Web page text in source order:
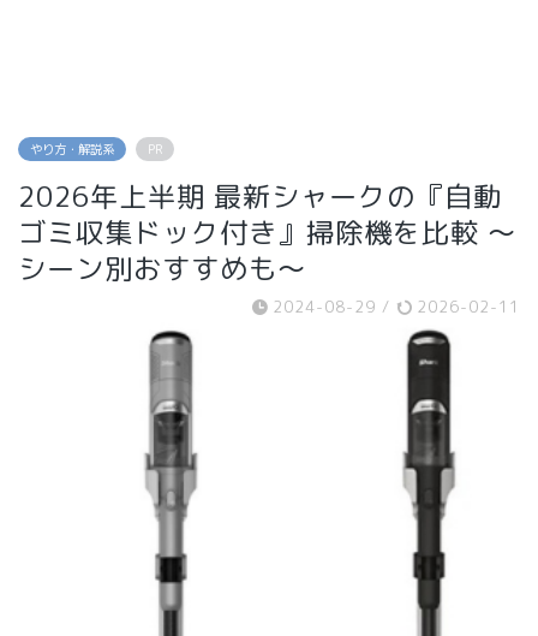
やり方・解説系 PR
2026年上半期 最新シャークの『自動
ゴミ収集ドック付き』掃除機を比較 〜
シーン別おすすめも〜
2024-08-29 / 2026-02-11